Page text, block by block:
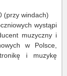
(przy windach)
wystąpi
muzyczny i
w Polsce,
i muzykę